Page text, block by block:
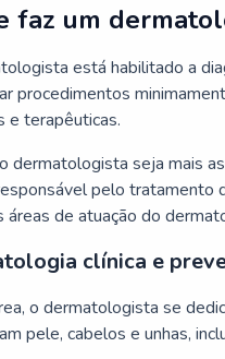
faz um
está habilitado a
procedimentos
e terapêuticas.
dermatologista seja mais
pelo tratamento
áreas de atuação do
clínica e
o dermatologista se
pele, cabelos e unhas,